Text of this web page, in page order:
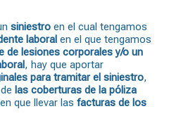
siniestroen el cual tengamos
laboral en el que tengamos
de lesiones corporales y/o un
, hay que aportar
para tramitar el siniestro,
las coberturas de la póliza
que llevar las facturas de los